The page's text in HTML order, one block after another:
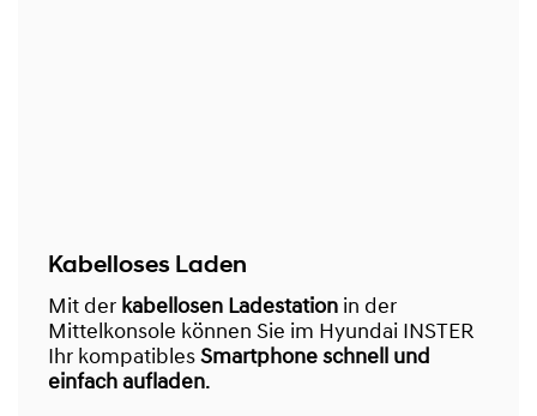
Kabelloses Laden
Mit der kabellosen Ladestation in der
Mittelkonsole können Sie im Hyundai INSTER
Ihr kompatibles Smartphone schnell und
einfach aufladen.